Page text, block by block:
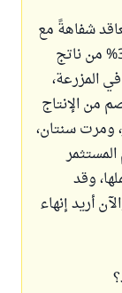
شفاهةً مع
أحد المستثمرين على زراعتها، وله نسبة 30% من ناتج
المزرعة،
من الإنتاج
زمن نضج الموز هو 9 أشهر، ومرت سنتان،
وقد
أريد إنهاء